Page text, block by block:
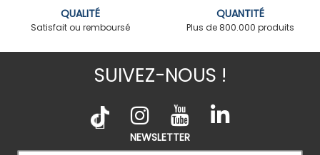
QUALITÉ
Satisfait ou remboursé
QUANTITÉ
Plus de 800.000 produits
SUIVEZ-NOUS !
NEWSLETTER